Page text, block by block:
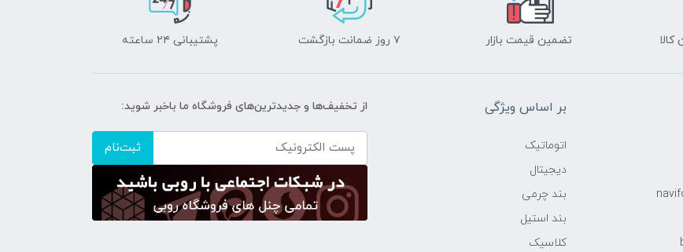
تضمین قیمت بازار ۷ روز ضمانت بازگشت پشتیبانی ۲۴ ساعته
بر اساس ویژگی
اتوماتیک
دیجیتال
بند چرمی
بند استیل
کلاسیک
از تخفیف‌ها و جدیدترین‌های فروشگاه ما باخبر شوید:
ثبت‌نام